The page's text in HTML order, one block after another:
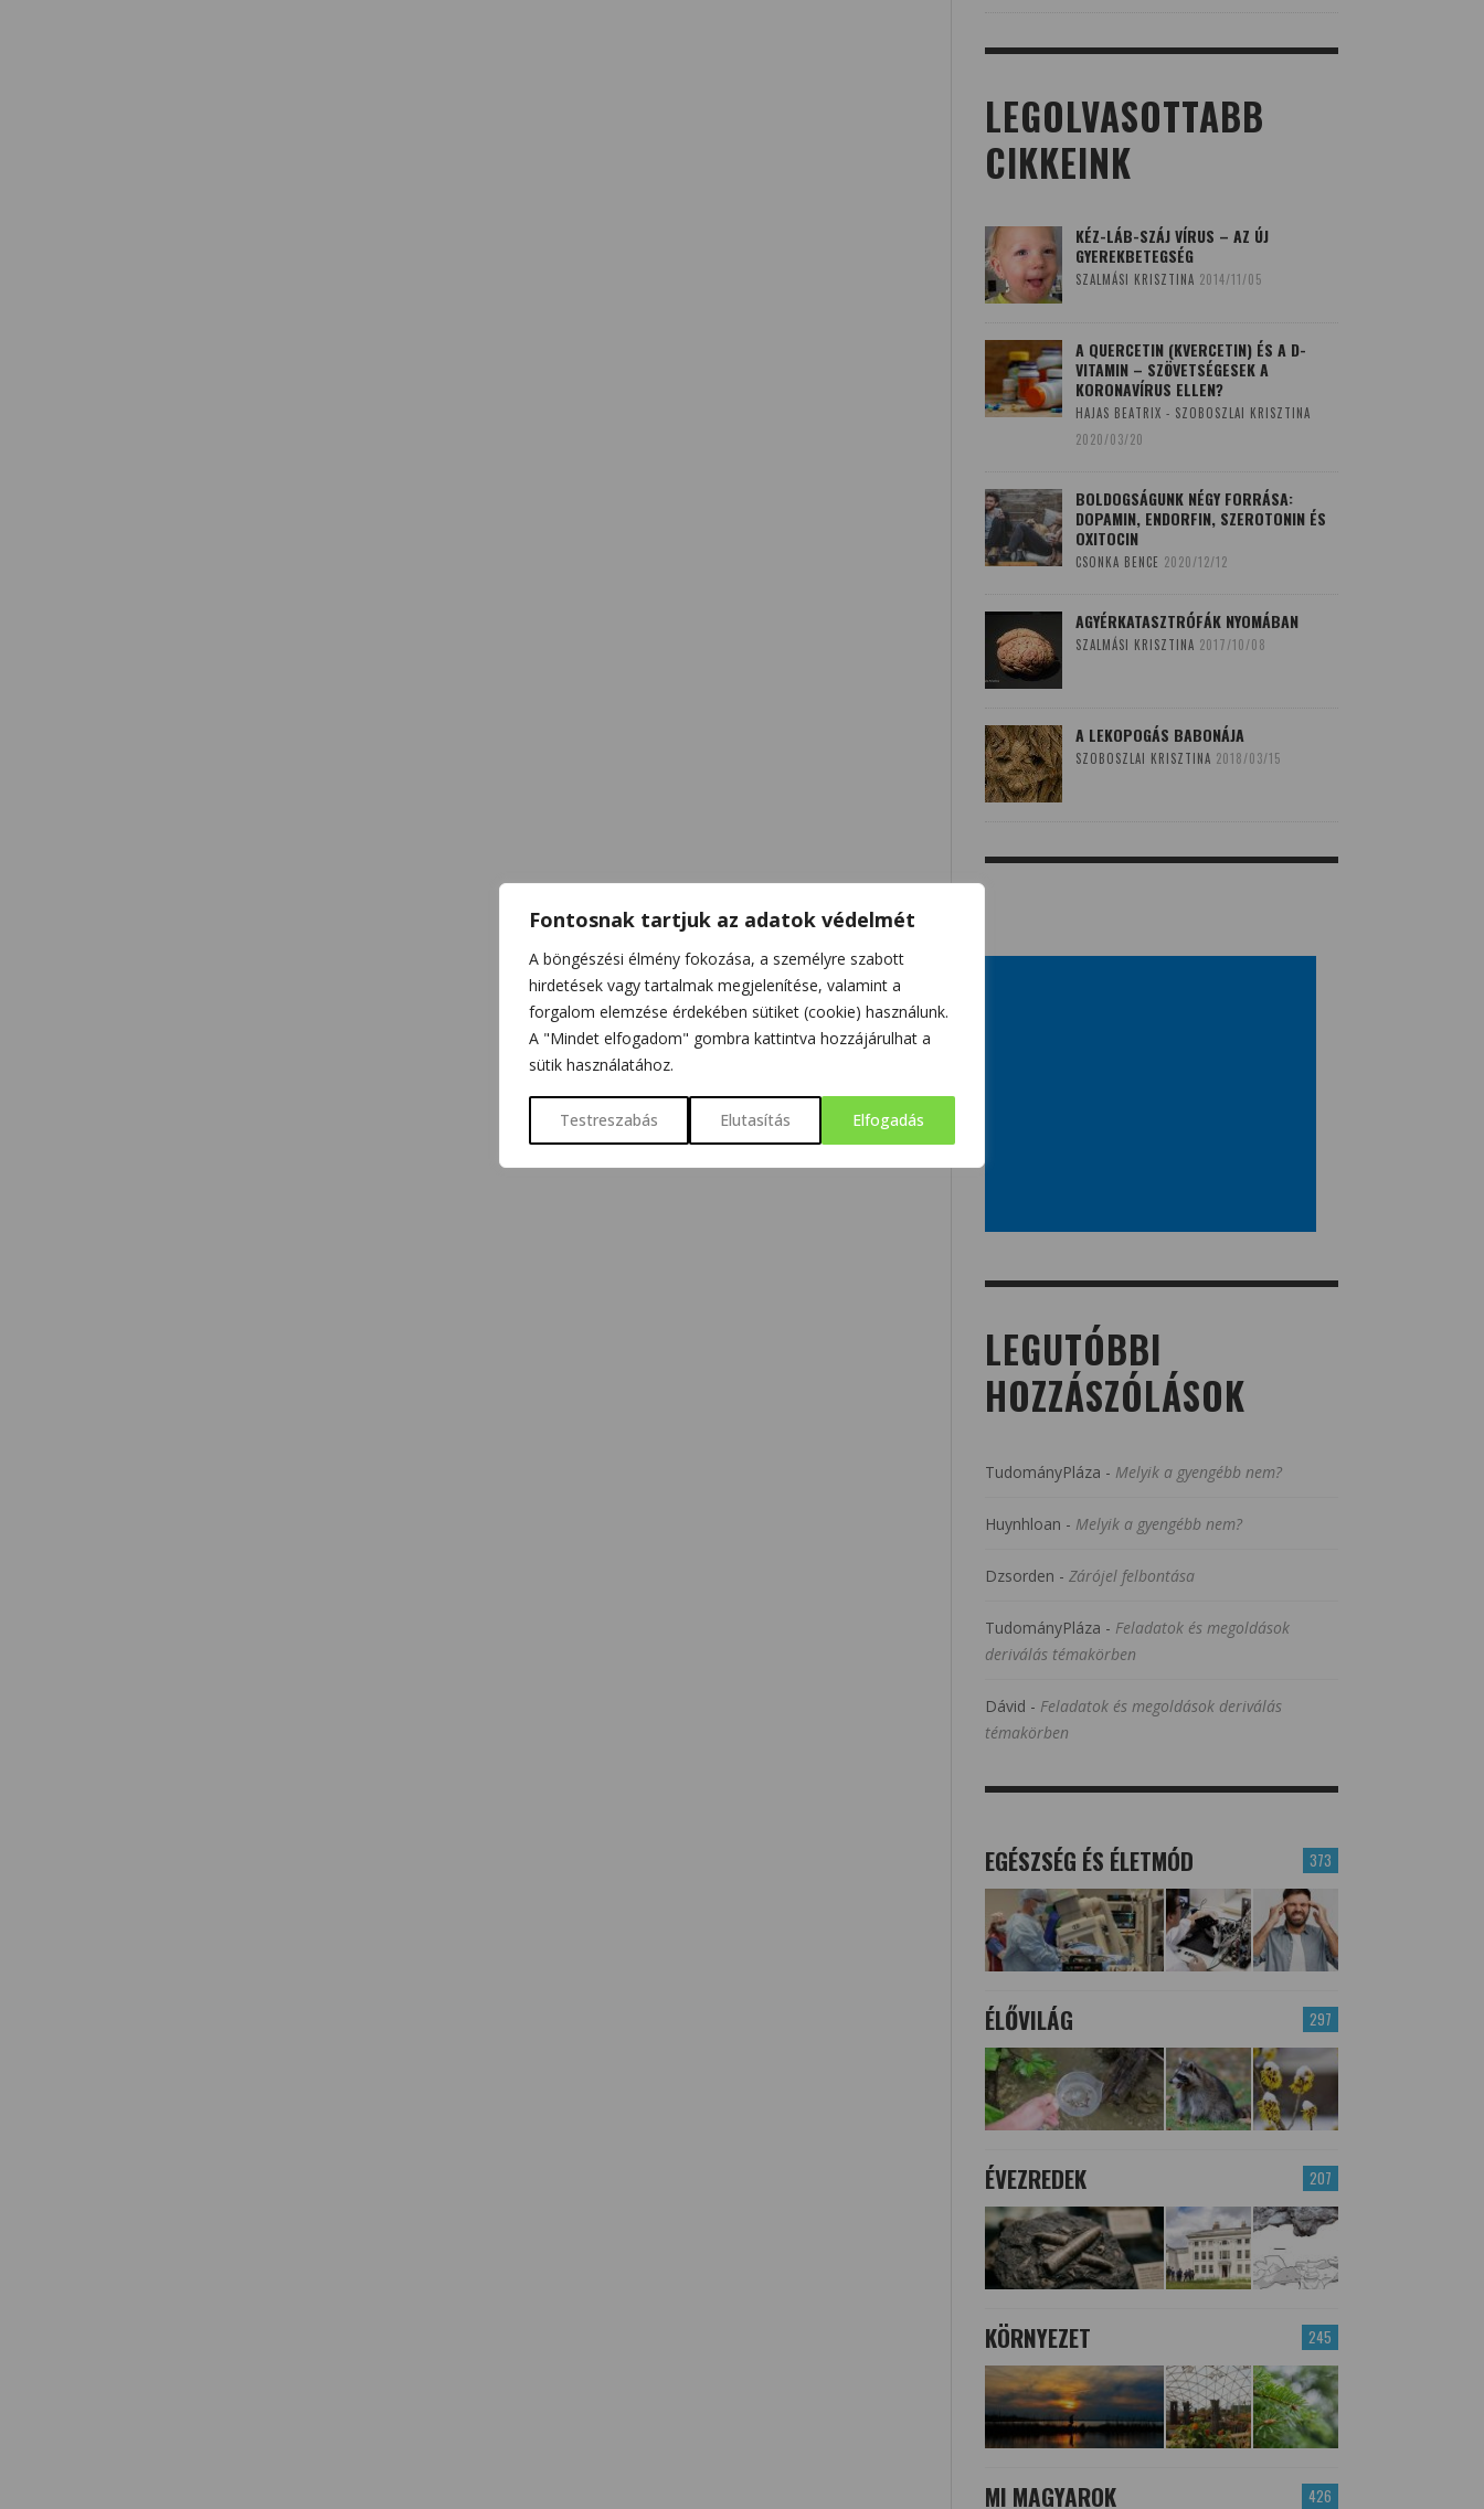
Fontosnak tartjuk az adatok védelmét
A böngészési élmény fokozása, a személyre szabott
hirdetések vagy tartalmak megjelenítése, valamint a
forgalom elemzése érdekében sütiket (cookie) használunk.
A "Mindet elfogadom" gombra kattintva hozzájárulhat a
sütik használatához.
Testreszabás Elutasítás Elfogadás
LEGOLVASOTTABB
CIKKEINK
KÉZ-LÁB-SZÁJ VÍRUS – AZ ÚJ
GYEREKBETEGSÉG
SZALMÁSI KRISZTINA 2014/11/05
A QUERCETIN (KVERCETIN) ÉS A D-
VITAMIN – SZÖVETSÉGESEK A
KORONAVÍRUS ELLEN?
HAJAS BEATRIX - SZOBOSZLAI KRISZTINA
2020/03/20
BOLDOGSÁGUNK NÉGY FORRÁSA:
DOPAMIN, ENDORFIN, SZEROTONIN ÉS
OXITOCIN
CSONKA BENCE 2020/12/12
AGYÉRKATASZTRÓFÁK NYOMÁBAN
SZALMÁSI KRISZTINA 2017/10/08
A LEKOPOGÁS BABONÁJA
SZOBOSZLAI KRISZTINA 2018/03/15
LEGUTÓBBI
HOZZÁSZÓLÁSOK
TudományPláza - Melyik a gyengébb nem?
Huynhloan - Melyik a gyengébb nem?
Dzsorden - Zárójel felbontása
TudományPláza - Feladatok és megoldások
deriválás témakörben
Dávid - Feladatok és megoldások deriválás
témakörben
373
EGÉSZSÉG ÉS ÉLETMÓD
297
ÉLŐVILÁG
207
ÉVEZREDEK
245
KÖRNYEZET
426
MI MAGYAROK